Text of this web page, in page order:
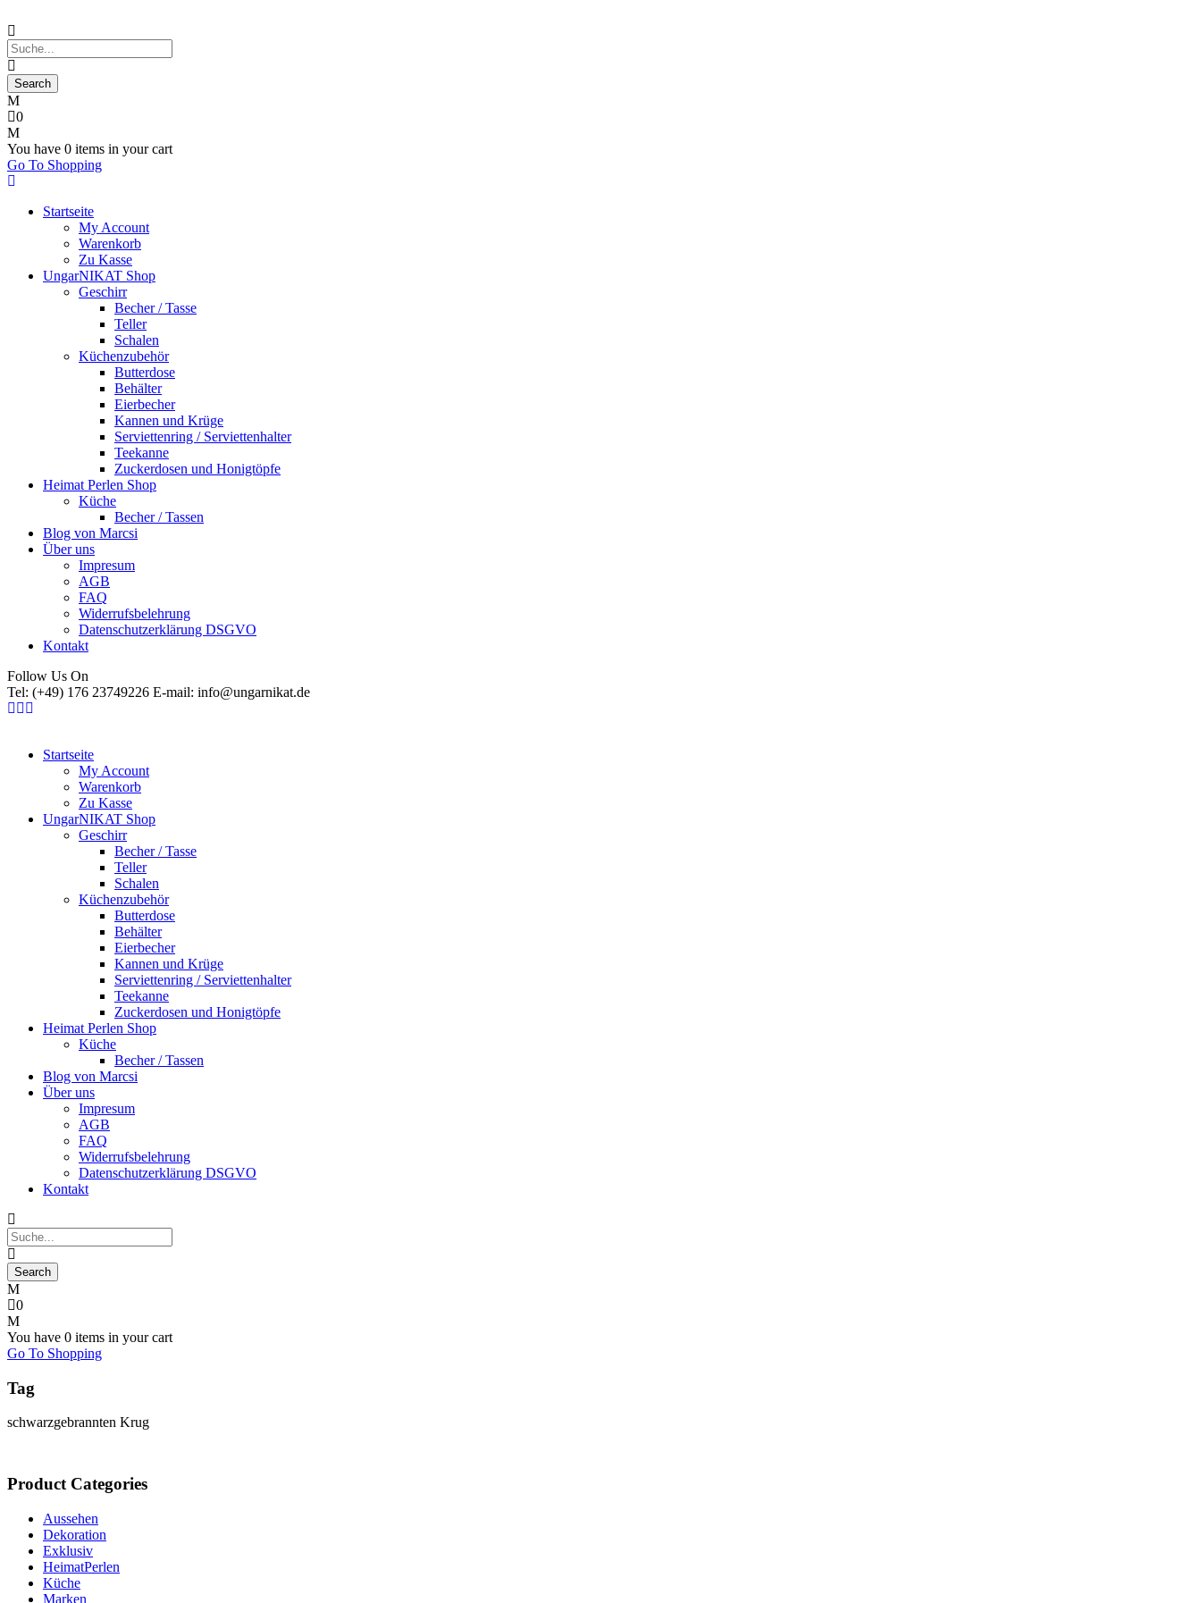
0
You have 0 items in your cart
Go To Shopping
Startseite
My Account
Warenkorb
Zu Kasse
UngarNIKAT Shop
Geschirr
Becher / Tasse
Teller
Schalen
Küchenzubehör
Butterdose
Behälter
Eierbecher
Kannen und Krüge
Serviettenring / Serviettenhalter
Teekanne
Zuckerdosen und Honigtöpfe
Heimat Perlen Shop
Küche
Becher / Tassen
Blog von Marcsi
Über uns
Impresum
AGB
FAQ
Widerrufsbelehrung
Datenschutzerklärung DSGVO
Kontakt
Follow Us On
Tel: (+49) 176 23749226 E-mail: info@ungarnikat.de
Startseite
My Account
Warenkorb
Zu Kasse
UngarNIKAT Shop
Geschirr
Becher / Tasse
Teller
Schalen
Küchenzubehör
Butterdose
Behälter
Eierbecher
Kannen und Krüge
Serviettenring / Serviettenhalter
Teekanne
Zuckerdosen und Honigtöpfe
Heimat Perlen Shop
Küche
Becher / Tassen
Blog von Marcsi
Über uns
Impresum
AGB
FAQ
Widerrufsbelehrung
Datenschutzerklärung DSGVO
Kontakt
0
You have 0 items in your cart
Go To Shopping
Tag
schwarzgebrannten Krug
Product Categories
Aussehen
Dekoration
Exklusiv
HeimatPerlen
Küche
Marken